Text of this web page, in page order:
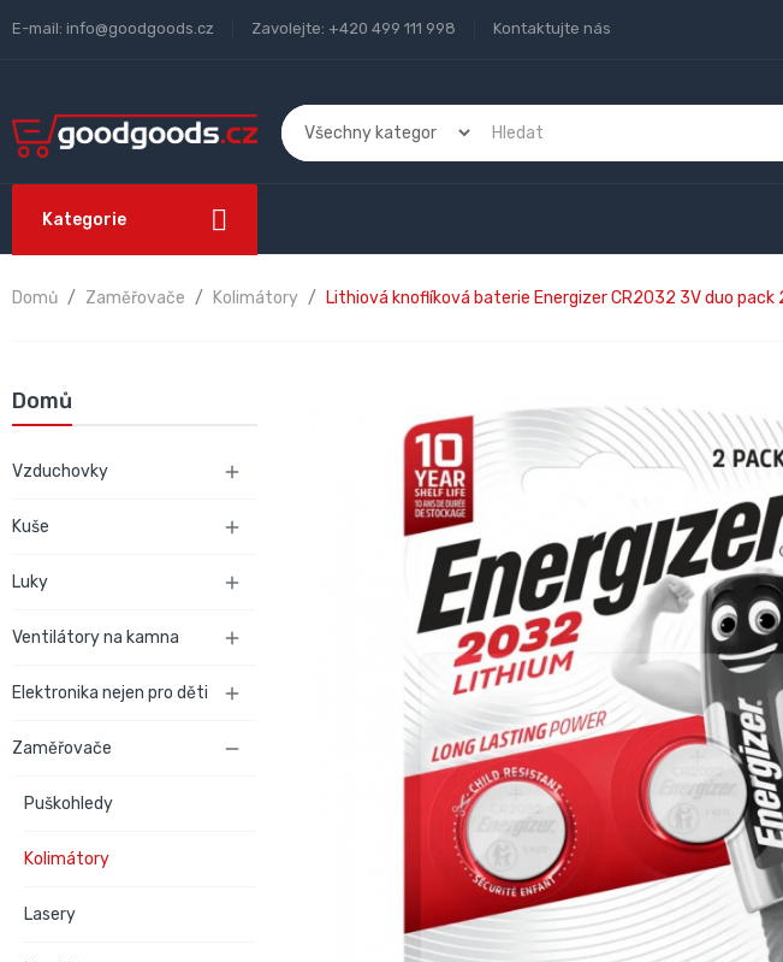
E-mail: info@goodgoods.cz Zavolejte: +420 499 111 998 Kontaktujte nás
Kategorie
Domů Zaměřovače Kolimátory Lithiová knoflíková baterie Energizer CR2032 3V duo pack
Domů
Vzduchovky 
Kuše 
Luky 
Ventilátory na kamna 
Elektronika nejen pro děti 
Zaměřovače 
Puškohledy
Kolimátory
Lasery